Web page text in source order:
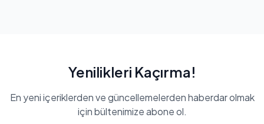
Yenilikleri Kaçırma!
En yeni içeriklerden ve güncellemelerden haberdar olmak
için bültenimize abone ol.